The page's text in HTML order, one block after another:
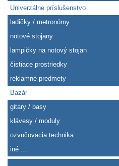
Univerzálne príslušenstvo
ladičky / metronómy
notové stojany
lampičky na notový stojan
čistiace prostriedky
reklamné predmety
Bazár
gitary / basy
klávesy / moduly
ozvučovacia technika
iné ...